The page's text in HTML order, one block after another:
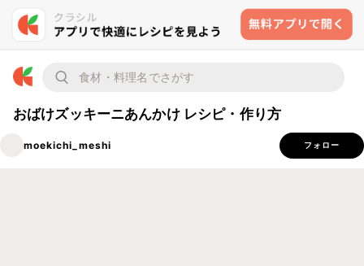
おばけズッキーニあんかけ レシピ・作り方
moekichi_meshi フォロー